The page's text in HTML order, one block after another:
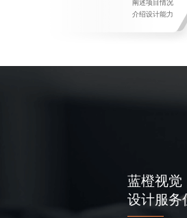
阐述项目情况
介绍设计能力
蓝橙视觉
设计服务